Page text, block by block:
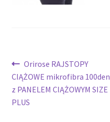
Nawigacja
wpisu
Poprzedni
wpis:
Orirose RAJSTOPY
CIĄŻOWE mikrofibra 100den
z PANELEM CIĄŻOWYM SIZE
PLUS